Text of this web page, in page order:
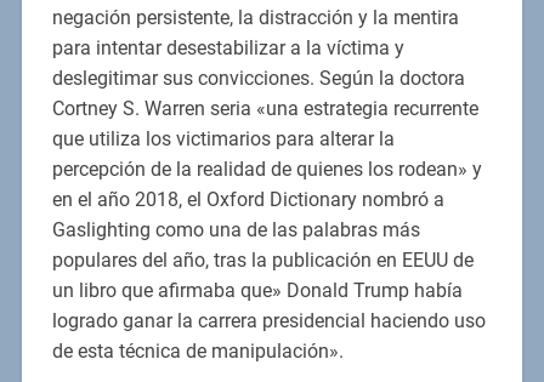
negación persistente, la distracción y la mentira
para intentar desestabilizar a la víctima y
deslegitimar sus convicciones. Según la doctora
Cortney S. Warren seria «una estrategia recurrente
que utiliza los victimarios para alterar la
percepción de la realidad de quienes los rodean» y
en el año 2018, el Oxford Dictionary nombró a
Gaslighting como una de las palabras más
populares del año, tras la publicación en EEUU de
un libro que afirmaba que» Donald Trump había
logrado ganar la carrera presidencial haciendo uso
de esta técnica de manipulación».